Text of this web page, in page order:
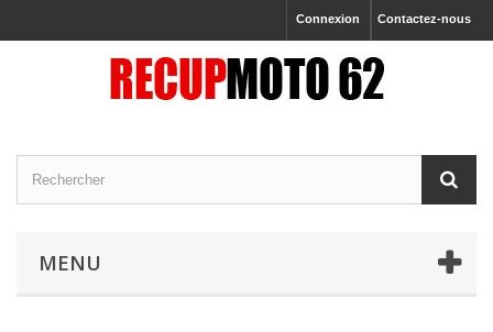
Contactez-nous
Connexion
MENU